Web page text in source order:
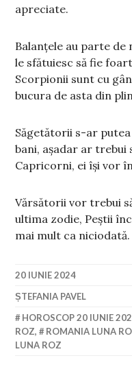
apreciate.
Balanțele au parte de
le sfătuiesc să fie
Scorpionii sunt cu
bucura de asta din
Săgetătorii s-ar putea
bani, așadar ar trebui
Capricorni, ei își vor
Vărsătorii vor trebui
ultima zodie, Peștii
mai mult ca niciodată.
20 IUNIE 2024
ȘTEFANIA PAVEL
HOROSCOP 20 IUNIE
ROZ, ROMANIA LUNA
LUNA ROZ